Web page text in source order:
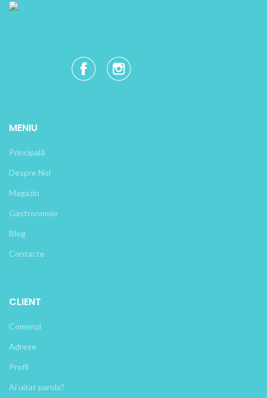
MENIU
Principală
Despre Noi
Magazin
Gastronomie
Blog
Contacte
CLIENT
Comenzi
Adrese
Profil
Ai uitat parola?